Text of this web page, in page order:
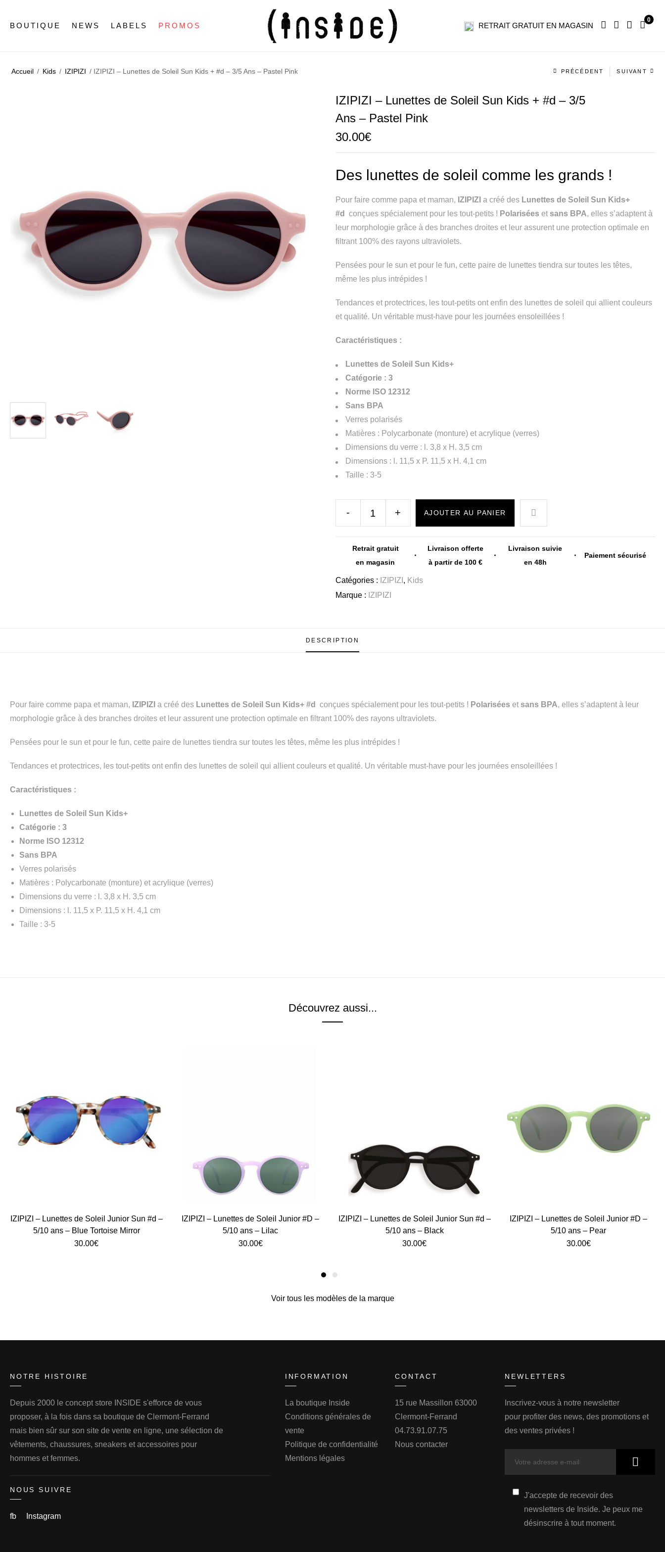
BOUTIQUE NEWS LABELS PROMOS RETRAIT GRATUIT EN MAGASIN
0
Accueil / Kids / IZIPIZI / IZIPIZI – Lunettes de Soleil Sun Kids + #d – 3/5 Ans – Pastel Pink
Navigation
PRÉCÉDENT SUIVANT
IZIPIZI – Lunettes de Soleil Sun Kids + #d – 3/5
Ans – Pastel Pink
30.00€
Des lunettes de soleil comme les grands !
Pour faire comme papa et maman, IZIPIZI a créé des Lunettes de Soleil Sun Kids+
#d conçues spécialement pour les tout-petits ! Polarisées et sans BPA, elles s’adaptent à
leur morphologie grâce à des branches droites et leur assurent une protection optimale en
filtrant 100% des rayons ultraviolets.
Pensées pour le sun et pour le fun, cette paire de lunettes tiendra sur toutes les têtes,
même les plus intrépides !
Tendances et protectrices, les tout-petits ont enfin des lunettes de soleil qui allient couleurs
et qualité. Un véritable must-have pour les journées ensoleillées !
Caractéristiques :
Lunettes de Soleil Sun Kids+
Catégorie : 3
Norme ISO 12312
Sans BPA
Verres polarisés
Matières : Polycarbonate (monture) et acrylique (verres)
Dimensions du verre : l. 3,8 x H. 3,5 cm
Dimensions : l. 11,5 x P. 11,5 x H. 4,1 cm
Taille : 3-5
- + AJOUTER AU PANIER
Retrait gratuit
en magasin
Livraison offerte
à partir de 100 €
Livraison suivie
en 48h
Paiement sécurisé
Catégories : IZIPIZI , Kids
Marque : IZIPIZI
DESCRIPTION
Pour faire comme papa et maman, IZIPIZI a créé des Lunettes de Soleil Sun Kids+ #d conçues spécialement pour les tout-petits ! Polarisées et sans BPA, elles s’adaptent à leur
morphologie grâce à des branches droites et leur assurent une protection optimale en filtrant 100% des rayons ultraviolets.
Pensées pour le sun et pour le fun, cette paire de lunettes tiendra sur toutes les têtes, même les plus intrépides !
Tendances et protectrices, les tout-petits ont enfin des lunettes de soleil qui allient couleurs et qualité. Un véritable must-have pour les journées ensoleillées !
Caractéristiques :
Lunettes de Soleil Sun Kids+
Catégorie : 3
Norme ISO 12312
Sans BPA
Verres polarisés
Matières : Polycarbonate (monture) et acrylique (verres)
Dimensions du verre : l. 3,8 x H. 3,5 cm
Dimensions : l. 11,5 x P. 11,5 x H. 4,1 cm
Taille : 3-5
Découvrez aussi...
IZIPIZI – Lunettes de Soleil Junior Sun #d –
5/10 ans – Blue Tortoise Mirror
30.00€
IZIPIZI – Lunettes de Soleil Junior #D –
5/10 ans – Lilac
30.00€
IZIPIZI – Lunettes de Soleil Junior Sun #d –
5/10 ans – Black
30.00€
IZIPIZI – Lunettes de Soleil Junior #D –
5/10 ans – Pear
30.00€
Voir tous les modèles de la marque
NOTRE HISTOIRE
Depuis 2000 le concept store INSIDE s'efforce de vous
proposer, à la fois dans sa boutique de Clermont-Ferrand
mais bien sûr sur son site de vente en ligne, une sélection de
vêtements, chaussures, sneakers et accessoires pour
hommes et femmes.
NOUS SUIVRE
fb Instagram
INFORMATION
La boutique Inside
Conditions générales de
vente
Politique de confidentialité
Mentions légales
CONTACT
15 rue Massillon 63000
Clermont-Ferrand
04.73.91.07.75
Nous contacter
NEWLETTERS
Inscrivez-vous à notre newsletter
pour profiter des news, des promotions et
des ventes privées !
J'accepte de recevoir des
newsletters de Inside. Je peux me
désinscrire à tout moment.